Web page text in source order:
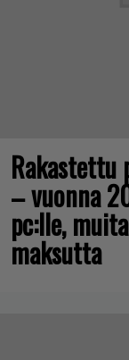
Rakastettu
– vuonna
pc:lle,
maksutta